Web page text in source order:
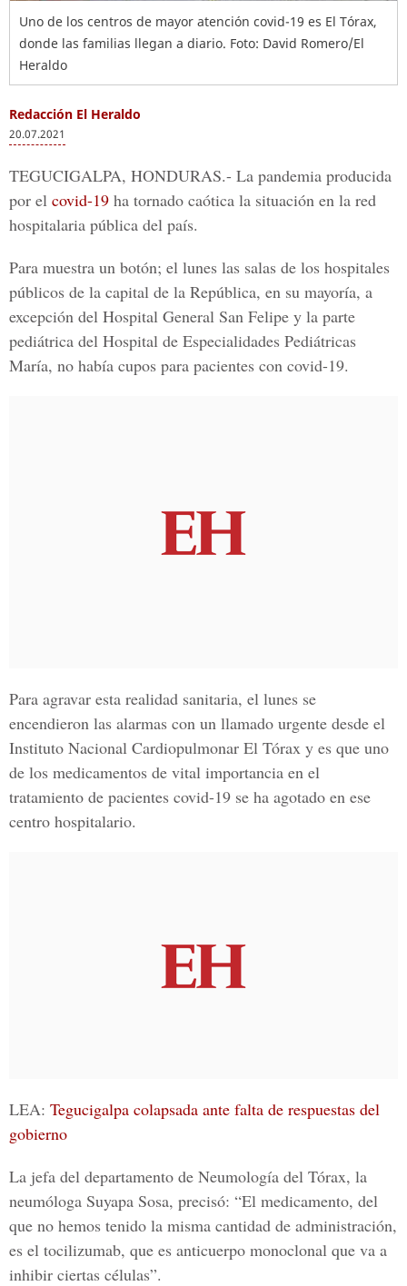
Uno de los centros de mayor atención covid-19 es El Tórax,
donde las familias llegan a diario. Foto: David Romero/El
Heraldo
Redacción El Heraldo
20.07.2021
TEGUCIGALPA, HONDURAS.- La pandemia producida
por el covid-19 ha tornado caótica la situación en la red
hospitalaria pública del país.
Para muestra un botón; el lunes las salas de los hospitales
públicos de la capital de la República, en su mayoría, a
excepción del Hospital General San Felipe y la parte
pediátrica del Hospital de Especialidades Pediátricas
María, no había cupos para pacientes con covid-19.
Para agravar esta realidad sanitaria, el lunes se
encendieron las alarmas con un llamado urgente desde el
Instituto Nacional Cardiopulmonar El Tórax y es que uno
de los medicamentos de vital importancia en el
tratamiento de pacientes covid-19 se ha agotado en ese
centro hospitalario.
LEA: Tegucigalpa colapsada ante falta de respuestas del
gobierno
La jefa del departamento de Neumología del Tórax, la
neumóloga Suyapa Sosa, precisó: “El medicamento, del
que no hemos tenido la misma cantidad de administración,
es el tocilizumab, que es anticuerpo monoclonal que va a
inhibir ciertas células”.